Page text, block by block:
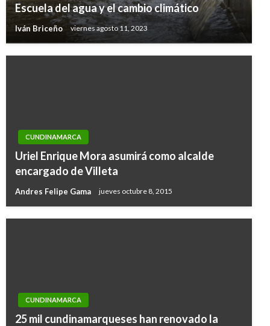
Escuela del agua y el cambio climático
Iván Briceño viernes agosto 11, 2023
CUNDINAMARCA
Uriel Enrique Mora asumirá como alcalde
encargado de Villeta
Andres Felipe Gama jueves octubre 8, 2015
CUNDINAMARCA
25 mil cundinamarqueses han renovado la